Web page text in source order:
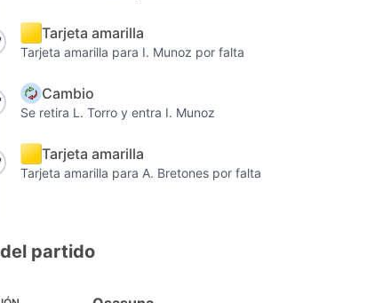
Tarjeta amarilla
Tarjeta amarilla para I. Munoz por falta
Cambio
Se retira L. Torro y entra I. Munoz
Tarjeta amarilla
Tarjeta amarilla para A. Bretones por falta
partido